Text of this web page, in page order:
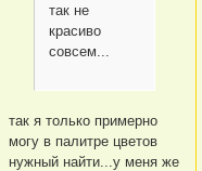
так не
красиво
совсем...
так я только примерно
могу в палитре цветов
нужный найти...у меня же